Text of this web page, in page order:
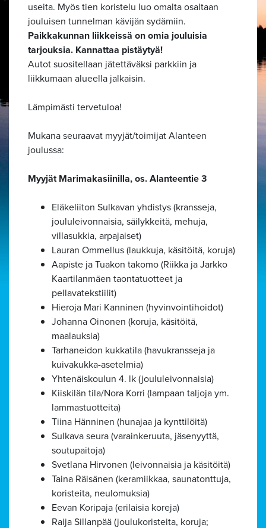
useita. Myös tien koristelu luo omalta osaltaan
jouluisen tunnelman kävijän sydämiin.
Paikkakunnan liikkeissä on omia jouluisia
tarjouksia. Kannattaa pistäytyä!
Autot suositellaan jätettäväksi parkkiin ja
liikkumaan alueella jalkaisin.
Lämpimästi tervetuloa!
Mukana seuraavat myyjät/toimijat Alanteen
joulussa:
Myyjät Marimakasiinilla, os. Alanteentie 3
Eläkeliiton Sulkavan yhdistys (kransseja,
joululeivonnaisia, säilykkeitä, mehuja,
villasukkia, arpajaiset)
Lauran Ommellus (laukkuja, käsitöitä, koruja)
Aapiste ja Tuakon takomo (Riikka ja Jarkko
Kaartilanmäen taontatuotteet ja
pellavatekstiilit)
Hieroja Mari Kanninen (hyvinvointihoidot)
Johanna Oinonen (koruja, käsitöitä,
maalauksia)
Tarhaneidon kukkatila (havukransseja ja
kuivakukka-asetelmia)
Yhtenäiskoulun 4. lk (joululeivonnaisia)
Kiiskilän tila/Nora Korri (lampaan taljoja ym.
lammastuotteita)
Tiina Hänninen (hunajaa ja kynttilöitä)
Sulkava seura (varainkeruuta, jäsenyyttä,
soutupaitoja)
Svetlana Hirvonen (leivonnaisia ja käsitöitä)
Taina Räisänen (keramiikkaa, saunatonttuja,
koristeita, neulomuksia)
Eevan Koripaja (erilaisia koreja)
Raija Sillanpää (joulukoristeita, koruja;